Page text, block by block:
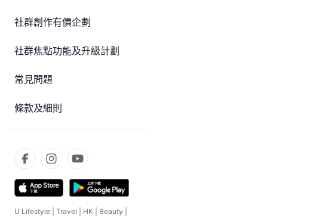
社群創作有價企劃
社群焦點功能及升級計劃
常見問題
條款及細則
U Lifestyle Travel HK Beauty